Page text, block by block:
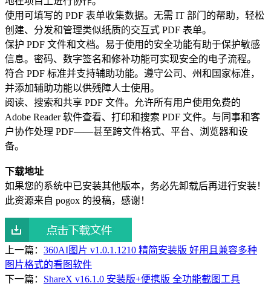
使用可填写的 PDF 表单收集数据。无需 IT 部门的帮助，轻松
创建、分发和管理类似纸质的交互式 PDF 表单。
保护 PDF 文件和文档。易于使用的安全功能有助于保护敏感
信息。密码、数字签名和修补功能可实现安全的电子流程。
符合 PDF 标准并支持辅助功能。遵守公司、州和国家标准，
并添加辅助功能以供残障人士使用。
阅读、搜索和共享 PDF 文件。允许所有用户使用免费的
Adobe Reader 软件查看、打印和搜索 PDF 文件。与同事和客
户协作处理 PDF——甚至跨文件格式、平台、浏览器和设
备。
下载地址
如果您的系统中已安装其他版本，务必先卸载后再进行安装！
此资源来自 pogox 的投稿，感谢！
上一篇： 360AI图片 v1.0.1.1210 精简安装版 好用且兼容多种
图片格式的看图软件
下一篇： ShareX v16.1.0 安装版+便携版 全功能截图工具